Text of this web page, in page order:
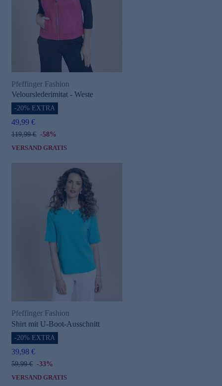
Pfeffinger Fashion
Velourslederimitat - Weste
-20% EXTRA
49,99 €
119,99 € -58%
VERSAND GRATIS
Pfeffinger Fashion
Shirt mit U-Boot-Ausschnitt
-20% EXTRA
39,98 €
59,99 € -33%
VERSAND GRATIS